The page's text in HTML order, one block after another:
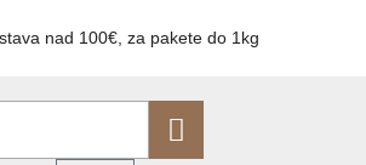
nad 100€, za pakete do 1kg